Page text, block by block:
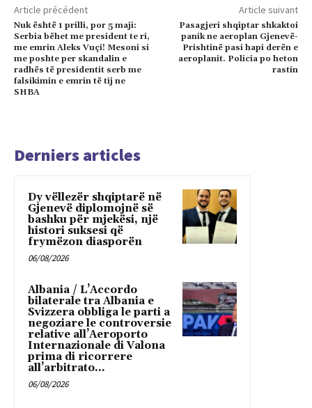
Article précédent
Nuk është 1 prilli, por 5 maji:
Serbia bëhet me president te ri,
me emrin Aleks Vuçi! Mesoni si
me poshte per skandalin e
radhës të presidentit serb me
falsikimin e emrin të tij ne
SHBA
Article suivant
Pasagjeri shqiptar shkaktoi
panik ne aeroplan Gjenevë-
Prishtinë pasi hapi derën e
aeroplanit. Policia po heton
rastin
Derniers articles
Dy vëllezër shqiptarë në
Gjenevë diplomojnë së
bashku për mjekësi, një
histori suksesi që
frymëzon diasporën
06/08/2026
Albania / L’Accordo
bilaterale tra Albania e
Svizzera obbliga le parti a
negoziare le controversie
relative all’Aeroporto
Internazionale di Valona
prima di ricorrere
all’arbitrato...
06/08/2026